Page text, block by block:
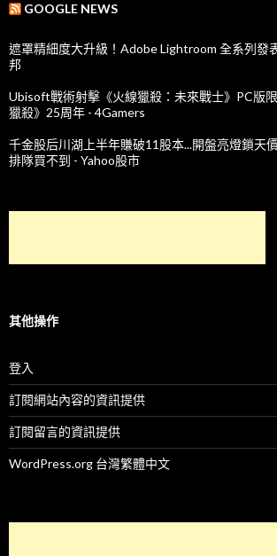
GOOGLE NEWS
遮罩精細度大升級！Adobe Lightroom 全系列發
邦
Ubisoft戰術射擊《火線獵殺：未來戰士》PC版
獵殺》25周年 - 4Gamers
千金股后川湖上半年賺破11股本...開盤亮燈鎖天
排隊買不到 - Yahoo股市
其他操作
登入
訂閱網站內容的資訊提供
訂閱留言的資訊提供
WordPress.org 台灣繁體中文